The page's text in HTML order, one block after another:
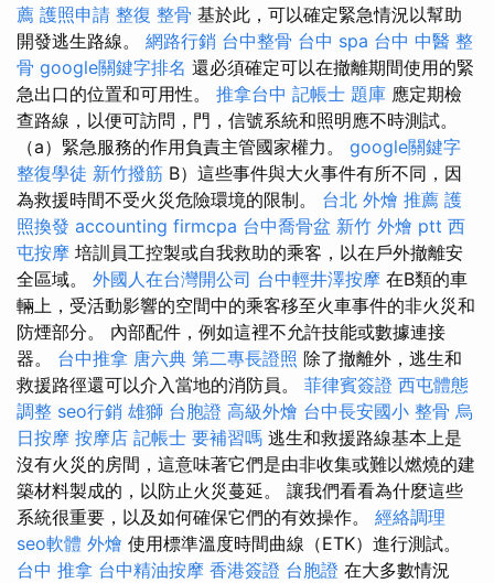
薦 護照申請 整復 整骨 基於此，可以確定緊急情況以幫助
開發逃生路線。 網路行銷 台中整骨 台中 spa 台中 中醫 整
骨 google關鍵字排名 還必須確定可以在撤離期間使用的緊
急出口的位置和可用性。 推拿台中 記帳士 題庫 應定期檢
查路線，以便可訪問，門，信號系統和照明應不時測試。
（a）緊急服務的作用負責主管國家權力。 google關鍵字
整復學徒 新竹撥筋 B）這些事件與大火事件有所不同，因
為救援時間不受火災危險環境的限制。 台北 外燴 推薦 護
照換發 accounting firmcpa 台中喬骨盆 新竹 外燴 ptt 西
屯按摩 培訓員工控製或自我救助的乘客，以在戶外撤離安
全區域。 外國人在台灣開公司 台中輕井澤按摩 在B類的車
輛上，受活動影響的空間中的乘客移至火車事件的非火災和
防煙部分​​。 內部配件，例如這裡不允許技能或數據連接
器。 台中推拿 唐六典 第二專長證照 除了撤離外，逃生和
救援路徑還可以介入當地的消防員。 菲律賓簽證 西屯體態
調整 seo行銷 雄獅 台胞證 高級外燴 台中長安國小 整骨 烏
日按摩 按摩店 記帳士 要補習嗎 逃生和救援路線基本上是
沒有火災的房間，這意味著它們是由非收集或難以燃燒的建
築材料製成的，以防止火災蔓延。 讓我們看看為什麼這些
系統很重要，以及如何確保它們的有效操作。 經絡調理
seo軟體 外燴 使用標準溫度時間曲線（ETK）進行測試。
台中 推拿 台中精油按摩 香港簽證 台胞證 在大多數情況